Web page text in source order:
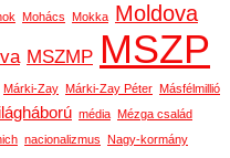
Mohács Mokka Moldova
MSZMP MSZP
Márki-Zay Márki-Zay Péter Másfélmillió
média Mézga család
nacionalizmus Nagy-kormány